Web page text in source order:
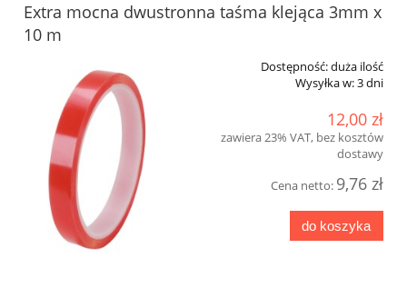
Extra mocna dwustronna taśma klejąca 3mm x
10 m
Dostępność:duża ilość
Wysyłka w:3 dni
12,00 zł
zawiera 23% VAT, bez kosztów
dostawy
Cena netto: 9,76 zł
do koszyka